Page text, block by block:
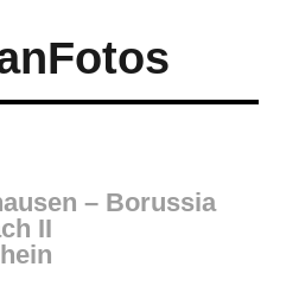
– Borussia
II